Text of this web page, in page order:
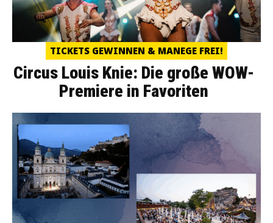
TICKETS GEWINNEN & MANEGE FREI!
Circus Louis Knie: Die große WOW-
Premiere in Favoriten